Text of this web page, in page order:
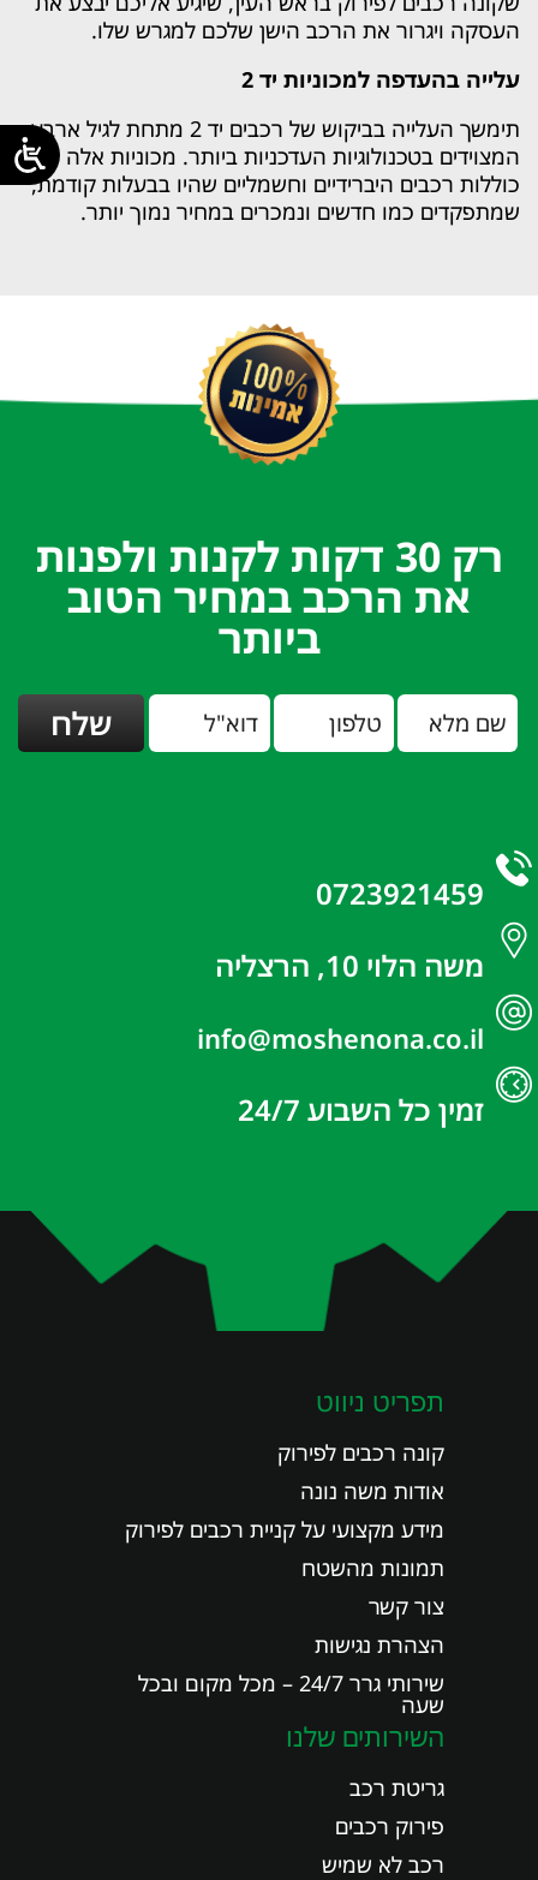
העסקה ויגרור את הרכב הישן שלכם למגרש שלו.
עלייה בהעדפה למכוניות יד 2
תימשך העלייה בביקוש של רכבים יד 2 מתחת לגיל ארבע
המצוידים בטכנולוגיות העדכניות ביותר. מכוניות אלה
כוללות רכבים היברידיים וחשמליים שהיו בבעלות קודמת,
שמתפקדים כמו חדשים ונמכרים במחיר נמוך יותר.
רק 30 דקות לקנות ולפנות
את הרכב במחיר הטוב
ביותר
0723921459
משה הלוי 10, הרצליה
info@moshenona.co.il
זמין כל השבוע 24/7
תפריט ניווט
קונה רכבים לפירוק
אודות משה נונה
מידע מקצועי על קניית רכבים לפירוק
תמונות מהשטח
צור קשר
הצהרת נגישות
שירותי גרר 24/7 – מכל מקום ובכל
שעה
השירותים שלנו
גריטת רכב
פירוק רכבים
רכב לא שמיש